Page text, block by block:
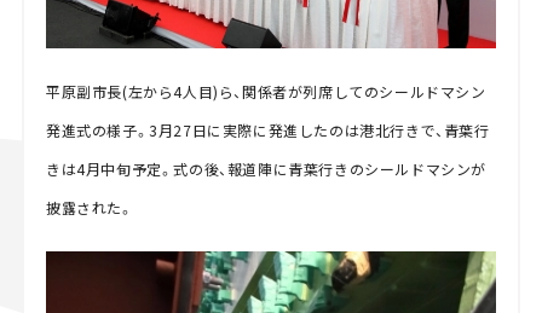
平原副市長(左から4人目)ら、関係者が列席してのシールドマシン
発進式の様子。3月27日に実際に発進したのは港北行きで、青葉行
きは4月中旬予定。式の後、報道陣に青葉行きのシールドマシンが
披露された。